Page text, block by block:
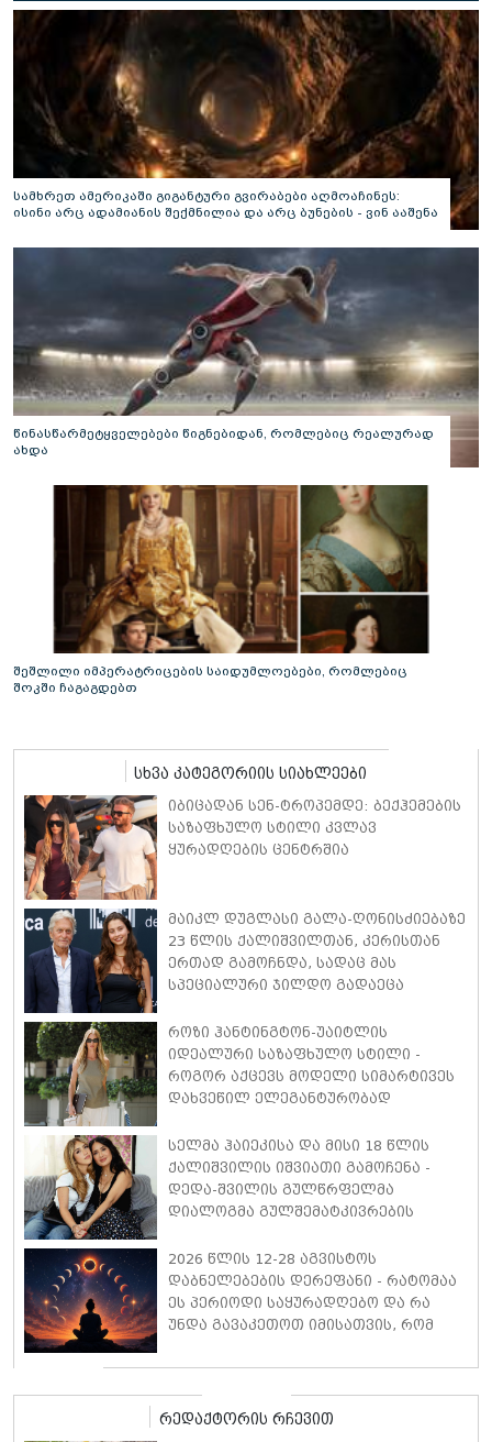
სამხრეთ ამერიკაში გიგანტური გვირაბები აღმოაჩინეს:
ისინი არც ადამიანის შექმნილია და არც ბუნების - ვინ ააშენა
წინასწარმეტყველებები წიგნებიდან, რომლებიც რეალურად
ახდა
შეშლილი იმპერატრიცების საიდუმლოებები, რომლებიც
შოკში ჩაგაგდებთ
სხვა კატეგორიის სიახლეები
იბიცადან სენ-ტროპემდე: ბექჰემების
საზაფხულო სტილი კვლავ
ყურადღების ცენტრშია
მაიკლ დუგლასი გალა-ღონისძიებაზე
23 წლის ქალიშვილთან, კერისთან
ერთად გამოჩნდა, სადაც მას
სპეციალური ჯილდო გადაეცა
როზი ჰანტინგტონ-უაიტლის
იდეალური საზაფხულო სტილი -
როგორ აქცევს მოდელი სიმარტივეს
დახვეწილ ელეგანტურობად
სელმა ჰაიეკისა და მისი 18 წლის
ქალიშვილის იშვიათი გამოჩენა -
დედა-შვილის გულწრფელმა
დიალოგმა გულშემატკივრების
2026 წლის 12-28 აგვისტოს
დაბნელებების დერეფანი - რატომაა
ეს პერიოდი საყურადღებო და რა
უნდა გავაკეთოთ იმისათვის, რომ
რედაქტორის რჩევით